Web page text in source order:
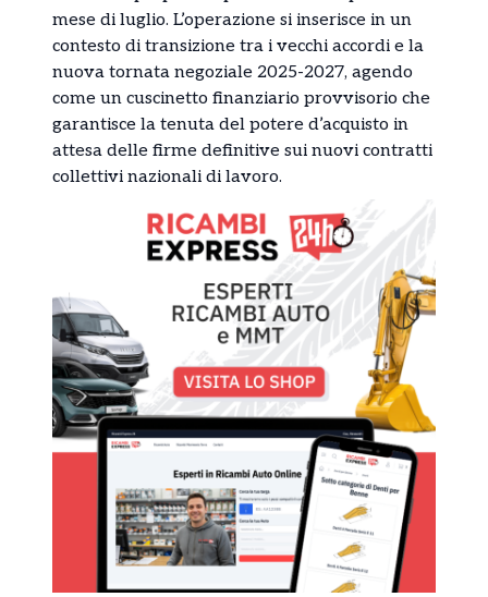
mese di luglio. L’operazione si inserisce in un
contesto di transizione tra i vecchi accordi e la
nuova tornata negoziale 2025-2027, agendo
come un cuscinetto finanziario provvisorio che
garantisce la tenuta del potere d’acquisto in
attesa delle firme definitive sui nuovi contratti
collettivi nazionali di lavoro.